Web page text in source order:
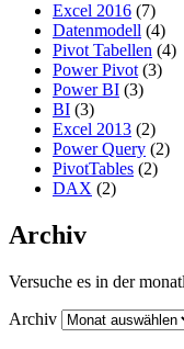
Excel 2016 (7)
Datenmodell (4)
Pivot Tabellen (4)
Power Pivot (3)
Power BI (3)
BI (3)
Excel 2013 (2)
Power Query (2)
PivotTables (2)
DAX (2)
Archiv
Versuche es in der
Archiv